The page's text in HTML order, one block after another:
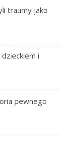
traumy jako
i
pewnego